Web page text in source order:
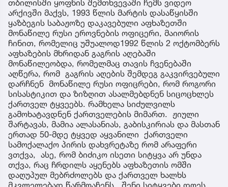
თბილისში ყოფნის შემთხვევაში ჩემს ვიდეო
არქივში მაქვს, 1993 წლის მარტის დასაწყისში
ყაზბეგის საბაჟოზე დაკავებული აფხაზეთში
მონაწილე რუსი ეროვნების ოფიცერი, მაიორის
ჩინით, რომელიც უშუალოდ1992 წლის 2 ოქტომბერს
აფხაზების მხრიდან გაგრის აღებაში
მონაწილეობდა, რომელმაც თავის ჩვენებაში
აღწერა, რომ გაგრის აღების შემდეგ გაკვირვებული
დარჩნენ მონაწილე რუსი ოფიცრები, რომ როგორი
სისასტიკით და ზიზღით ასალმებდნენ სიცოცხლეს
ქართველ ტყვეებს. რამხელა სიძულვილს
გამოხატავდნენ ქართველების მიმართ. ჟიული
შარტავას, მამია ალასანიას, გაბისკირიას და მასთან
ერთად 50-მდე ტყვედ აყვანილი ქართველი
სამოქალაქო პირის დახვრეტაზე რომ არაფერი
ვთქვა, ასე, რომ ბიძიკო ისეთი სიტყვა არ უნდა
თქვა, რაც ჩრდილს აყენებს აფხაზეთის ომში
დაღუპულ მებრძოლებს და ქართველ ხალხს
მკვლელებად წარმოაჩენს. შენი სიტყვები დღეს